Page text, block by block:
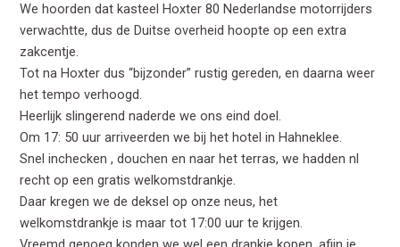
We hoorden dat kasteel Hoxter 80 Nederlandse motorrijders
verwachtte, dus de Duitse overheid hoopte op een extra
zakcentje.
Tot na Hoxter dus “bijzonder” rustig gereden, en daarna weer
het tempo verhoogd.
Heerlijk slingerend naderde we ons eind doel.
Om 17: 50 uur arriveerden we bij het hotel in Hahneklee.
Snel inchecken , douchen en naar het terras, we hadden nl
recht op een gratis welkomstdrankje.
Daar kregen we de deksel op onze neus, het
welkomstdrankje is maar tot 17:00 uur te krijgen.